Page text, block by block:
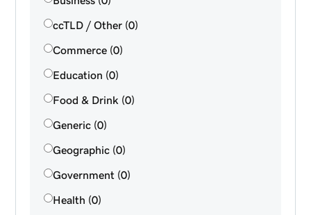
ccTLD / Other (0)
Commerce (0)
Education (0)
Food & Drink (0)
Generic (0)
Geographic (0)
Government (0)
Health (0)